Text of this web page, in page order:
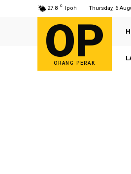
27.8 C Ipoh Thursday, 6
OP
ORANG PERAK